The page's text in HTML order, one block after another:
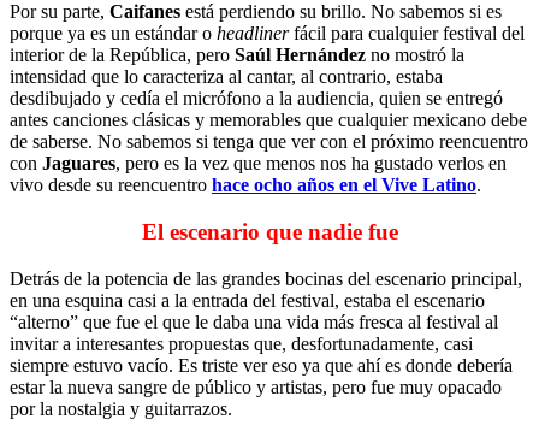
Por su parte, Caifanes está perdiendo su brillo. No sabemos si es
porque ya es un estándar o headlinerfácil para cualquier festival del
interior de la República, pero Saúl Hernández no mostró la
intensidad que lo caracteriza al cantar, al contrario, estaba
desdibujado y cedía el micrófono a la audiencia, quien se entregó
antes canciones clásicas y memorables que cualquier mexicano debe
de saberse. No sabemos si tenga que ver con el próximo reencuentro
con Jaguares, pero es la vez que menos nos ha gustado verlos en
vivo desde su reencuentro hace ocho años en el Vive Latino.
El escenario que nadie fue
Detrás de la potencia de las grandes bocinas del escenario principal,
en una esquina casi a la entrada del festival, estaba el escenario
“alterno” que fue el que le daba una vida más fresca al festival al
invitar a interesantes propuestas que, desfortunadamente, casi
siempre estuvo vacío. Es triste ver eso ya que ahí es donde debería
estar la nueva sangre de público y artistas, pero fue muy opacado
por la nostalgia y guitarrazos.